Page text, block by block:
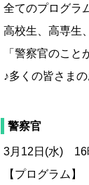
全てのプログラ
高校生、高専生
「警察官のこ
♪多くの皆さま
警察官
3月12日(水) 16
【プログラム】